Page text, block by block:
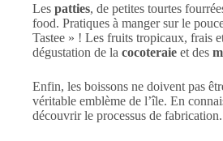
Les patties, de petites tourtes
food. Pratiques à manger sur le
Tastee » ! Les fruits tropicaux, frais
dégustation de la cocoteraie et des
Enfin, les boissons ne doivent pas
véritable emblème de l’île. En
découvrir le processus de fabrication.